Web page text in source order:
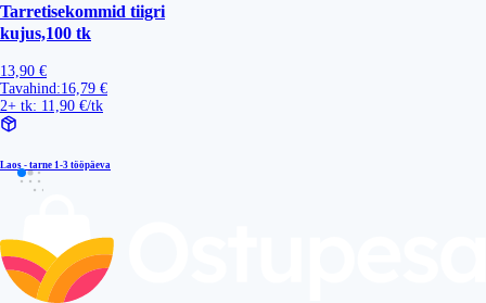
Tarretisekommid tiigri
kujus,100 tk
13,90 €
Tavahind:16,79 €
2+ tk: 11,90 €/tk
Laos - tarne 1-3 tööpäeva